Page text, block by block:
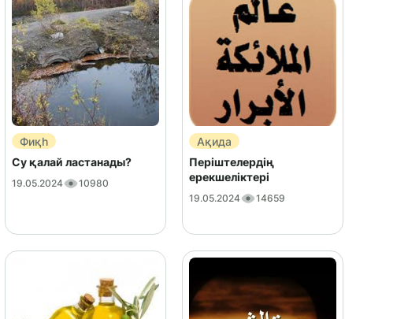
Фиқһ
Су қалай ластанады?
19.05.2024 10980
Ақида
Періштелердің
ерекшеліктері
19.05.2024 14659